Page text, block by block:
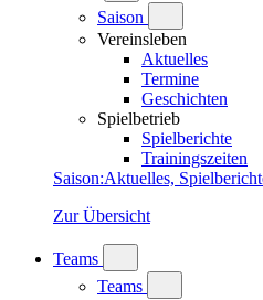
Saison
Vereinsleben
Aktuelles
Termine
Geschichten
Spielbetrieb
Spielberichte
Trainingszeiten
Saison:Aktuelles,
Zur Übersicht
Teams
Teams